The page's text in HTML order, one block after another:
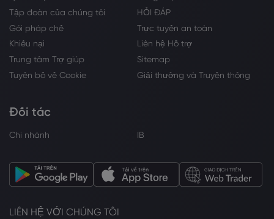
Tập đoàn của chúng tôi
HỎI ĐÁP
Gói pháp chế
Trực tuyến an toàn
Khiếu nại
Liên hệ Hỗ trợ
Trung tâm Trợ giúp
Sitemap
Tuyên bố về Cookie
Giải thưởng và Truyền thông
Đối tác
Chi nhánh IB
LIÊN HỆ VỚI CHÚNG TÔI